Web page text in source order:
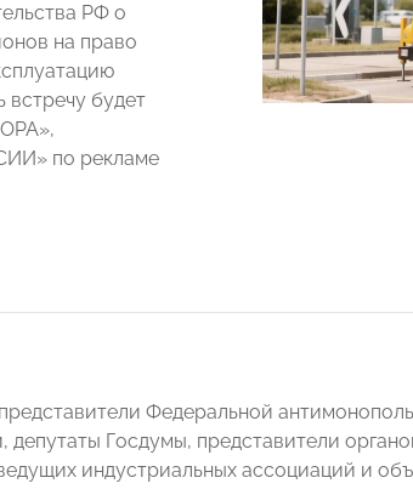
РФ о
на право
встречу будет
по рекламе
Федеральной
Госдумы, представители
индустриальных ассоциаций и